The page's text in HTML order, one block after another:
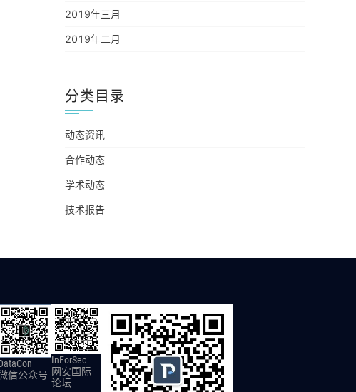
2019年三月
2019年二月
分类目录
动态资讯
合作动态
学术动态
技术报告
信公众号
InForSec
网安国际
论坛